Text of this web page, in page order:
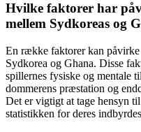
Hvilke faktorer har
mellem Sydkoreas og
En række faktorer kan
Sydkorea og Ghana. Disse
spillernes fysiske og mentale
dommerens præstation og
Det er vigtigt at tage hensyn
statistikken for deres